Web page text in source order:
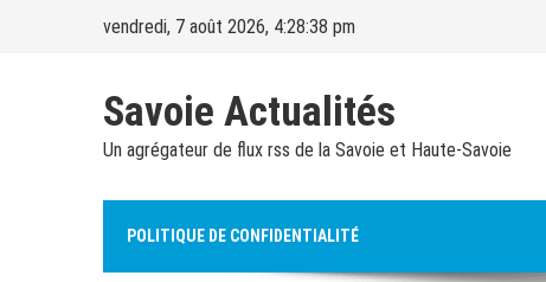
vendredi, 7 août 2026, 4:28:39 pm
Savoie Actualités
Un agrégateur de flux rss de la Savoie et Haute-Savoie
POLITIQUE DE CONFIDENTIALITÉ